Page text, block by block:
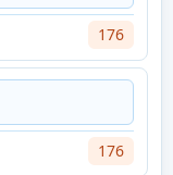
176
176